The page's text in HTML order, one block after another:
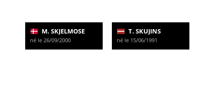
M. SKJELMOSE
né le 26/09/2000
T. SKUJINS
né le 15/06/1991